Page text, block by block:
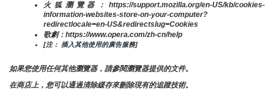
火狐瀏覽器：https://support.mozilla.org/en-US/kb/cookies-
information-websites-store-on-your-computer?
redirectlocale=en-US&redirectslug=Cookies
歌劇：https://www.opera.com/zh-cn/help
[注： 插入其他使用的廣告服務]
如果您使用任何其他瀏覽器，請參閱瀏覽器提供的文件。
在商店上，您可以通過清除緩存來刪除現有的追蹤技術。